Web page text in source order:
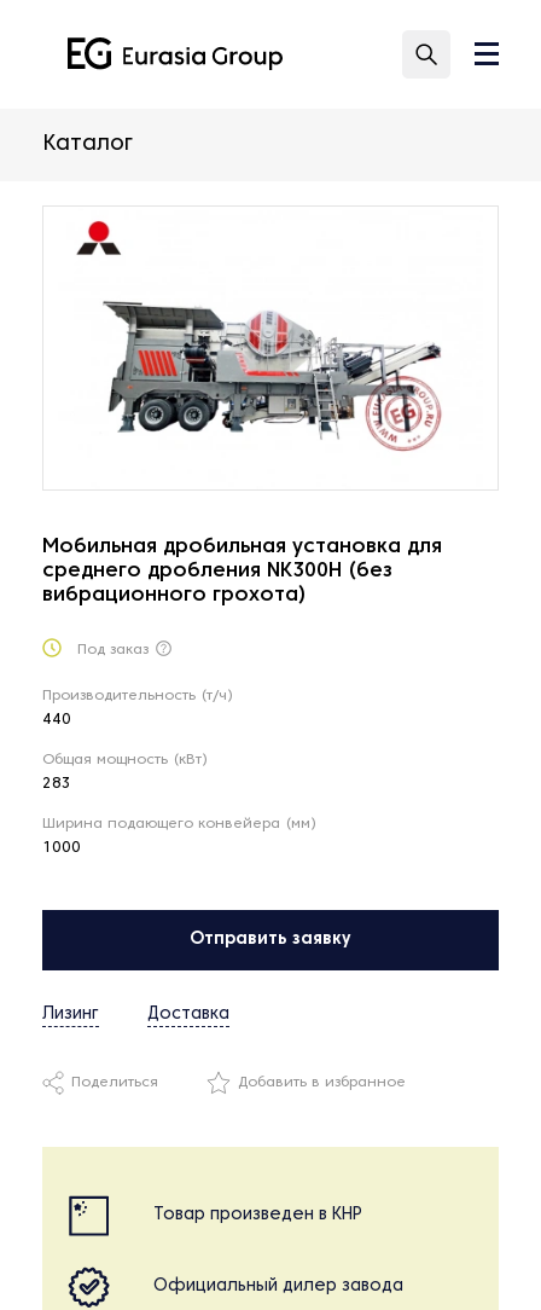
Каталог
Мобильная дробильная установка для
среднего дробления NK300H (без
вибрационного грохота)
Под заказ
Производительность (т/ч)
440
Общая мощность (кВт)
283
Ширина подающего конвейера (мм)
1000
Отправить заявку
Лизинг Доставка
Поделиться Добавить в избранное
Товар произведен в КНР
Официальный дилер завода